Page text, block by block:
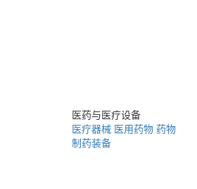
医药与医疗设备
医疗器械 医用药物 药物
制药装备